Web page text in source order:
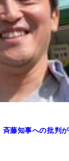
斉藤知事への批判が